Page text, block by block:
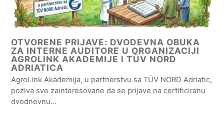
OTVORENE PRIJAVE: DVODEVNA OBUKA
ZA INTERNE AUDITORE U ORGANIZACIJI
AGROLINK AKADEMIJE I TÜV NORD
ADRIATICA
AgroLink Akademija, u partnerstvu sa TÜV NORD Adriatic,
poziva sve zainteresovane da se prijave na certificiranu
dvodnevnu…